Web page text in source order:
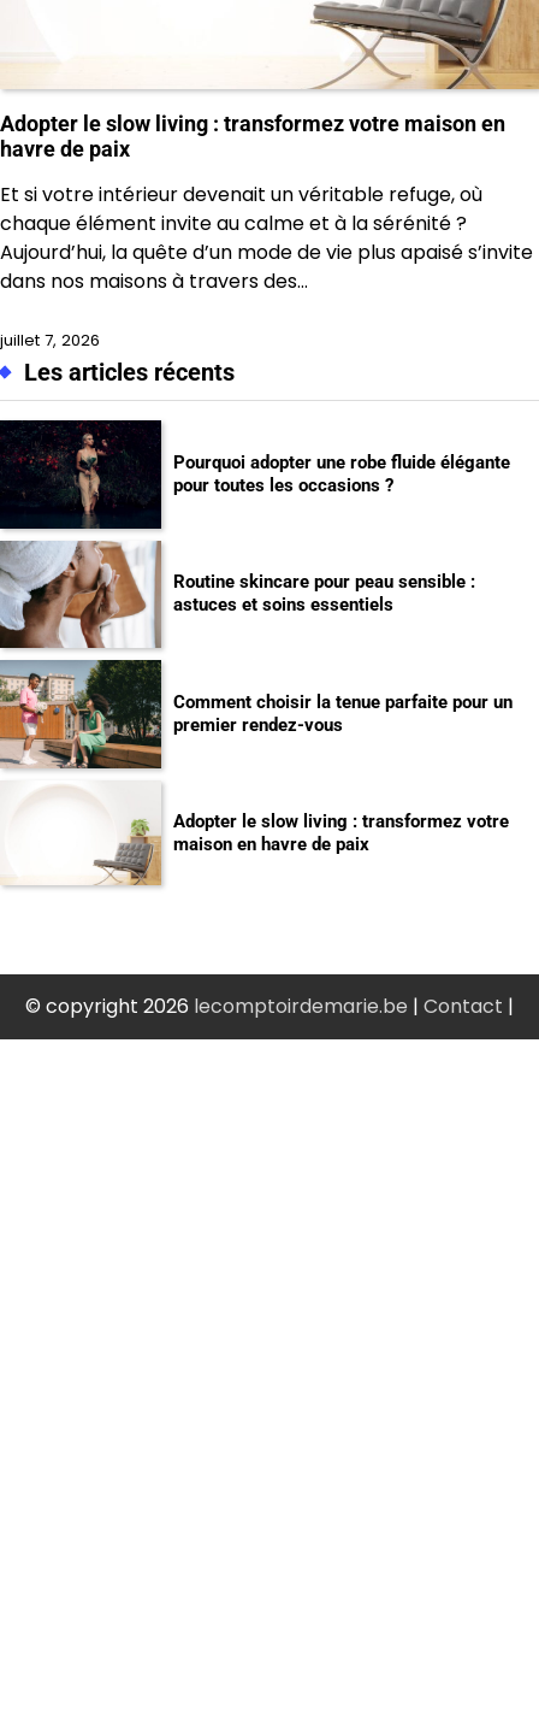
Adopter le slow living : transformez votre maison en
havre de paix
Et si votre intérieur devenait un véritable refuge, où
chaque élément invite au calme et à la sérénité ?
Aujourd’hui, la quête d’un mode de vie plus apaisé s’invite
dans nos maisons à travers des…
juillet 7, 2026
Les articles récents
Pourquoi adopter une robe fluide élégante
pour toutes les occasions ?
Routine skincare pour peau sensible :
astuces et soins essentiels
Comment choisir la tenue parfaite pour un
premier rendez-vous
Adopter le slow living : transformez votre
maison en havre de paix
© copyright 2026 lecomptoirdemarie.be | Contact |